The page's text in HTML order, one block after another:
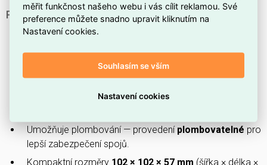
PROČ SI VYBRAT TUTO ROZBOČOVACÍ KRABICI?
Má stupeň krytíIP66
plastu, což přináší nízkou hmotnost a
odolnost vůči korozi.
Je označena jakobez halogenů, tedy neobsahuje
Umožňuje plombování — provedení plombovatelné pro
lepší zabezpečení spojů.
Kompaktní rozměry 102 × 102 × 57 mm (šířka × délka ×
měřit funkčnost našeho webu i vás cílit reklamou. Své
preference můžete snadno upravit kliknutím na
Nastavení cookies.
Souhlasím se vším
Nastavení cookies